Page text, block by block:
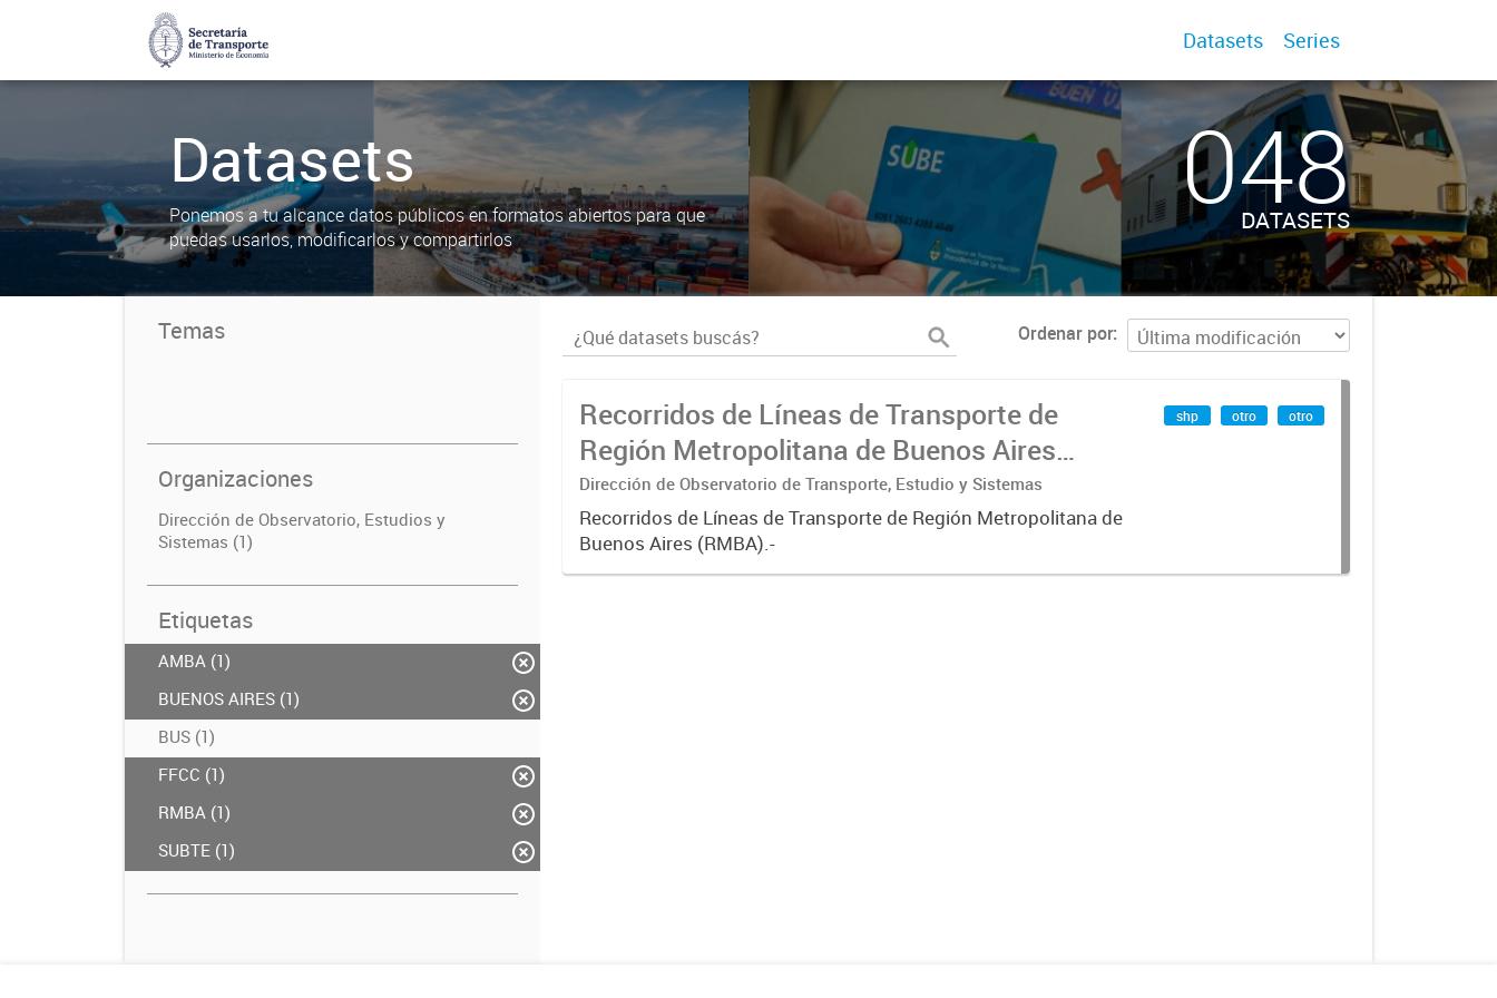
Datasets Series
Datasets
Ponemos a tu alcance datos públicos en formatos abiertos para que
puedas usarlos, modificarlos y compartirlos
048
DATASETS
Temas
Organizaciones
Dirección de Observatorio, Estudios y
Sistemas (1)
Etiquetas
AMBA (1)
BUENOS AIRES (1)
BUS (1)
FFCC (1)
RMBA (1)
SUBTE (1)
Ordenar por
Recorridos de Líneas de Transporte de
Región Metropolitana de Buenos Aires
(RMBA)
Dirección de Observatorio de Transporte, Estudio y Sistemas
Recorridos de Líneas de Transporte de Región Metropolitana de
Buenos Aires (RMBA).-
shp otro otro